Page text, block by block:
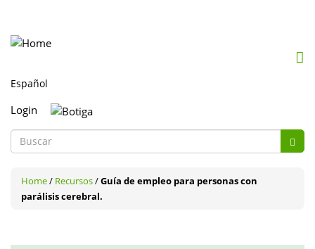
Login
Formulario
búsqueda
Home/ Recursos/Guía de empleo para personas con
parálisis cerebral.